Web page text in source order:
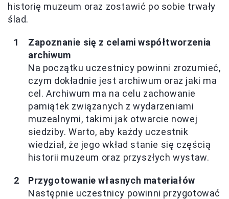
historię muzeum oraz zostawić po sobie trwały
ślad.
Zapoznanie się z celami współtworzenia
archiwum
Na początku uczestnicy powinni zrozumieć,
czym dokładnie jest archiwum oraz jaki ma
cel. Archiwum ma na celu zachowanie
pamiątek związanych z wydarzeniami
muzealnymi, takimi jak otwarcie nowej
siedziby. Warto, aby każdy uczestnik
wiedział, że jego wkład stanie się częścią
historii muzeum oraz przyszłych wystaw.
Przygotowanie własnych materiałów
Następnie uczestnicy powinni przygotować